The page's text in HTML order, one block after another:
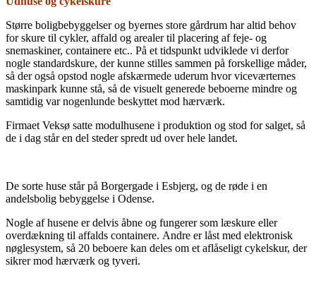
Større boligbebyggelser og byernes store gårdrum har altid behov
for skure til cykler, affald og arealer til placering af feje- og
snemaskiner, containere etc.. På et tidspunkt udviklede vi derfor
nogle standardskure, der kunne stilles sammen på forskellige måder,
så der også opstod nogle afskærmede uderum hvor viceværternes
maskinpark kunne stå, så de visuelt generede beboerne mindre og
samtidig var nogenlunde beskyttet mod hærværk.
Firmaet Veksø satte modulhusene i produktion og stod for salget, så
de i dag står en del steder spredt ud over hele landet.
De sorte huse står på Borgergade i Esbjerg, og de røde i en
andelsbolig bebyggelse i Odense.
Nogle af husene er delvis åbne og fungerer som læskure eller
overdækning til affalds containere. Andre er låst med elektronisk
nøglesystem, så 20 beboere kan deles om et aflåseligt cykelskur, der
sikrer mod hærværk og tyveri.